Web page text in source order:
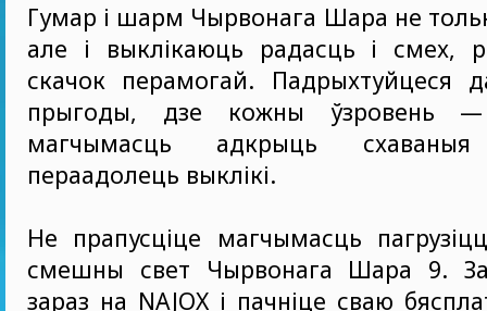
Гумар і шарм Чырвонага Шара не
але і выклікаюць радасць і смех,
скачок перамогай. Падрыхтуйцеся
прыгоды, дзе кожны ўзровень
магчымасць адкрыць
пераадолець выклікі.
Не прапусціце магчымасць
смешны свет Чырвонага Шара 9.
зараз на NAJOX і пачніце сваю